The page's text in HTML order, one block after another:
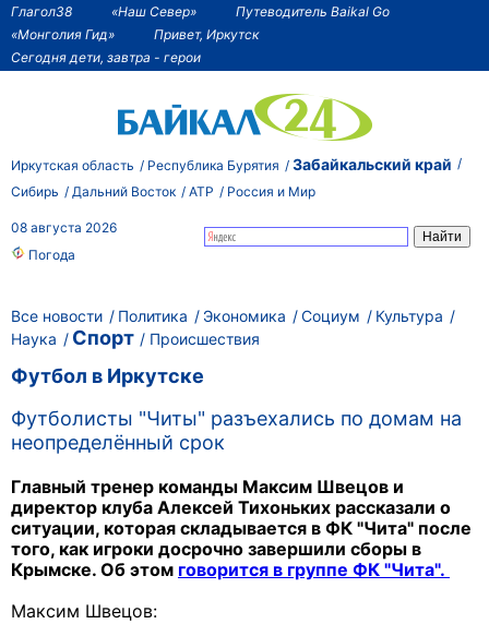
Глагол38 «Наш Север»
Путеводитель Baikal Go
«Монголия Гид»
Привет, Иркутск
Сегодня дети, завтра - герои
Иркутская область Республика Бурятия Забайкальский край
Сибирь Дальний Восток АТР Россия и Мир
08 августа 2026
Погода
Все новости Политика Экономика Социум
Культура
Наука
Спорт Происшествия
Футбол в Иркутске
Футболисты "Читы" разъехались по домам на
неопределённый срок
Главный тренер команды Максим Швецов и
директор клуба Алексей Тихоньких рассказали о
ситуации, которая складывается в ФК "Чита" после
того, как игроки досрочно завершили сборы в
Крымске. Об этом говорится в группе ФК "Чита".
Максим Швецов: